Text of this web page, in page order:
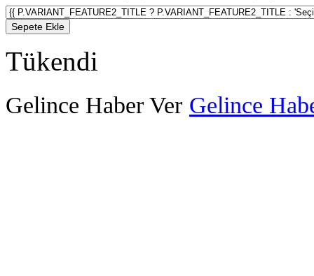
Sepete Ekle
Tükendi
Gelince Haber Ver Gelince